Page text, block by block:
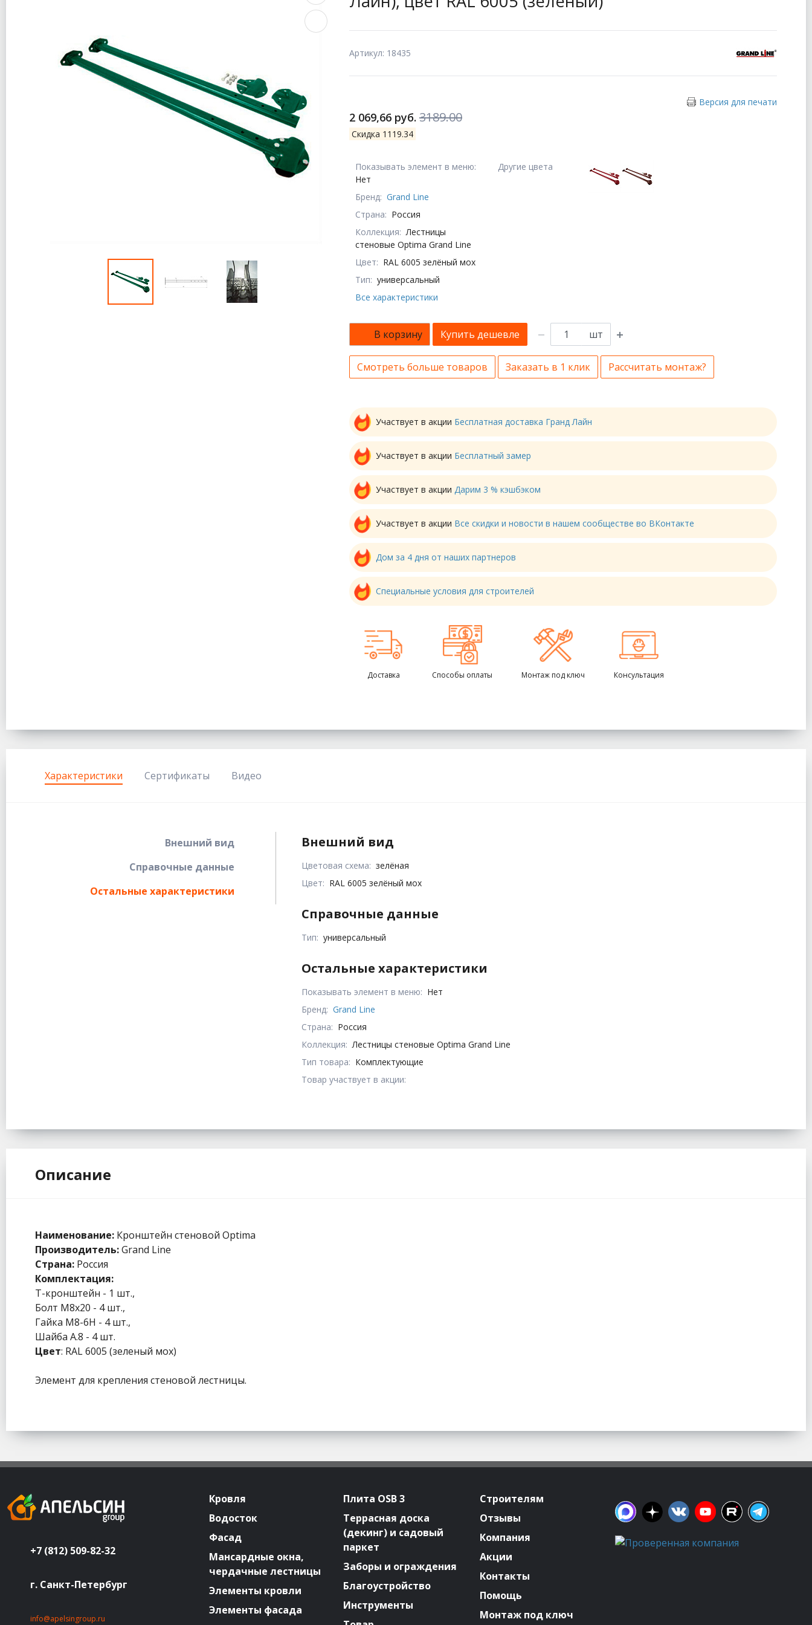
Артикул: 18435
Версия для печати
2 069,66 руб. 3189.00
Скидка 1119.34
Показывать элемент в меню:
Нет
Бренд: Grand Line
Страна: Россия
Коллекция: Лестницы
стеновые Optima Grand Line
Цвет: RAL 6005 зелёный мох
Тип: универсальный
Все характеристики
Другие цвета
В корзину Купить дешевле шт
Смотреть больше товаров Заказать в 1 клик Рассчитать монтаж?
Участвует в акции Бесплатная доставка Гранд Лайн
Участвует в акции Бесплатный замер
Участвует в акции Дарим 3 % кэшбэком
Участвует в акции Все скидки и новости в нашем сообществе во ВКонтакте
Дом за 4 дня от наших партнеров
Специальные условия для строителей
Доставка Способы оплаты Монтаж под ключ Консультация
Характеристики Сертификаты Видео
Внешний вид
Справочные данные
Остальные характеристики
Внешний вид
Цветовая схема: зелёная
Цвет: RAL 6005 зелёный мох
Справочные данные
Тип: универсальный
Остальные характеристики
Показывать элемент в меню: Нет
Бренд: Grand Line
Страна: Россия
Коллекция: Лестницы стеновые Optima Grand Line
Тип товара: Комплектующие
Товар участвует в акции:
Описание
Наименование: Кронштейн стеновой Optima
Производитель:Grand Line
Страна: Россия
Комплектация:
Т-кронштейн - 1 шт.,
Болт М8х20 - 4 шт.,
Гайка М8-6Н - 4 шт.,
Шайба А.8 - 4 шт.
Цвет: RAL 6005 (зеленый мох)
Элемент для крепления стеновой лестницы.
+7 (812) 509-82-32
г. Санкт-Петербург
info@apelsingroup.ru
Кровля
Водосток
Фасад
Мансардные окна,
чердачные лестницы
Элементы кровли
Элементы фасада
Плита OSB 3
Террасная доска
(декинг) и садовый
паркет
Заборы и ограждения
Благоустройство
Инструменты
Строителям
Отзывы
Компания
Акции
Контакты
Помощь
Монтаж под ключ